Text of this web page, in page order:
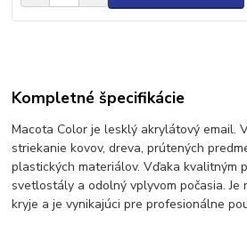
Kompletné špecifikácie
Macota Color je lesklý akrylátový email.
striekanie kovov, dreva, prútených
plastických materiálov. Vďaka kvalitným
svetlostály a odolný vplyvom počasia. Je
kryje a je vynikajúci pre profesionálne